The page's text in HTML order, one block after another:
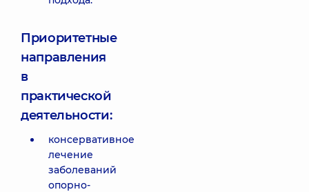
Приоритетные
направления
в
практической
деятельности:
консервативное
лечение
заболеваний
опорно-